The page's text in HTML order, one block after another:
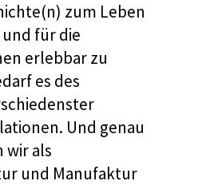
zum Leben
für die
erlebbar zu
es des
Und genau
wir als
und Manufaktur